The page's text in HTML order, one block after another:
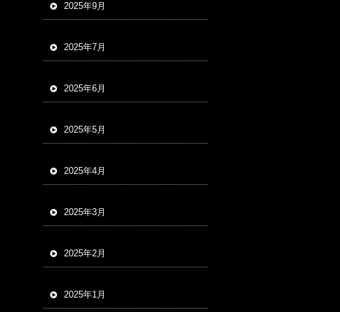
2025年9月
2025年7月
2025年6月
2025年5月
2025年4月
2025年3月
2025年2月
2025年1月